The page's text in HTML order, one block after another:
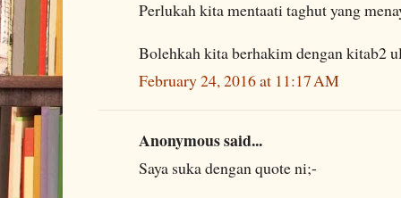
Perlukah kita mentaati taghut yang
Bolehkah kita berhakim dengan kitab2
February 24, 2016 at 11:17 AM
Anonymous said...
Saya suka dengan quote ni;-